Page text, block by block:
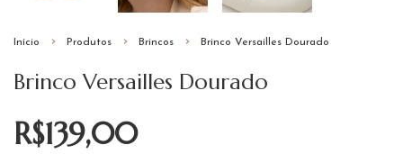
Início Produtos Brincos Brinco Versailles Dourado
Brinco Versailles Dourado
R$139,00